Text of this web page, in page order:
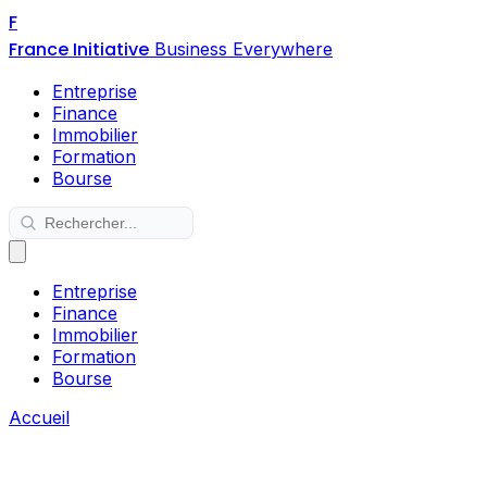
F
France Initiative Business Everywhere
Entreprise
Finance
Immobilier
Formation
Bourse
Entreprise
Finance
Immobilier
Formation
Bourse
Accueil